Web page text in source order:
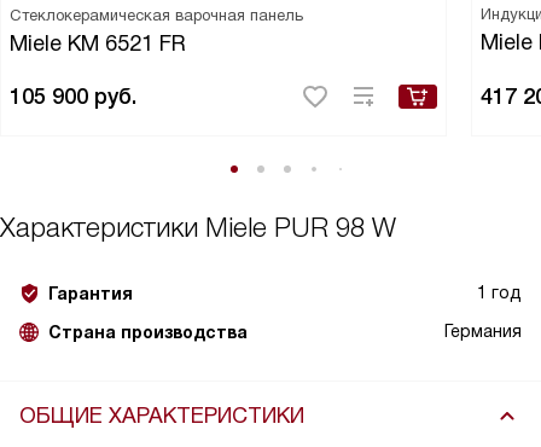
Стеклокерамическая варочная панель
Miele KM 6521 FR
105 900 руб.
Miele
417
Характеристики Miele PUR 98 W
Гарантия 1 год
Страна производства Германия
ОБЩИЕ ХАРАКТЕРИСТИКИ